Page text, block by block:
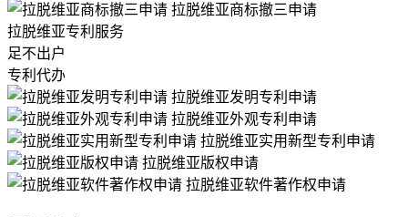
拉脱维亚商标撤三申请
拉脱维亚专利服务
足不出户
专利代办
拉脱维亚发明专利申请
拉脱维亚外观专利申请
拉脱维亚实用新型专利申请
拉脱维亚版权申请
拉脱维亚软件著作权申请